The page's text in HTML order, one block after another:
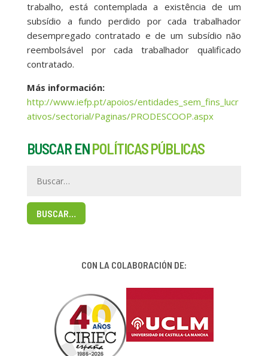
trabalho, está contemplada a existência de um
subsídio a fundo perdido por cada trabalhador
desempregado contratado e de um subsídio não
reembolsável por cada trabalhador qualificado
contratado.
Más información:
http://www.iefp.pt/apoios/entidades_sem_fins_lucr
ativos/sectorial/Paginas/PRODESCOOP.aspx
BUSCAR ENPOLÍTICAS PÚBLICAS
BUSCAR…
CON LA COLABORACIÓN DE: